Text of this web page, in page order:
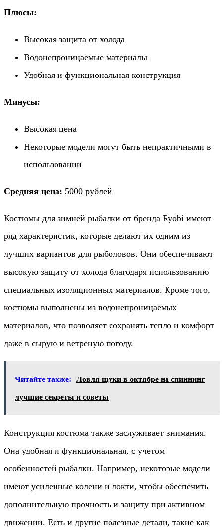
Плюсы:
Высокая защита от холода
Водонепроницаемые материалы
Удобная и функциональная конструкция
Минусы:
Высокая цена
Некоторые модели могут быть непрактичными в
использовании
Средняя цена: 5000 рублей
Костюмы для зимней рыбалки от бренда Ryobi имеют
ряд характеристик, которые делают их одним из
лучших вариантов для рыболовов. Они обеспечивают
высокую защиту от холода благодаря использованию
специальных изоляционных материалов. Кроме того,
костюмы выполнены из водонепроницаемых
материалов, что позволяет сохранять тепло и комфорт
даже в сырую и ветреную погоду.
Читайте также: Ловля щуки в октябре на спиннинг
лучшие секреты и советы
Конструкция костюма также заслуживает внимания.
Она удобная и функциональная, с учетом
особенностей рыбалки. Например, некоторые модели
имеют усиленные колени и локти, чтобы обеспечить
дополнительную прочность и защиту при активном
движении. Есть и другие полезные детали, такие как